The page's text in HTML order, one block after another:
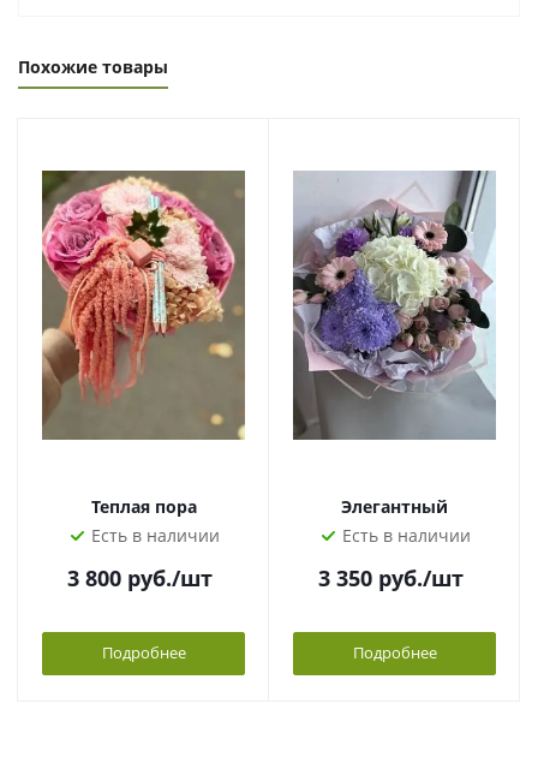
Похожие товары
Теплая пора
Есть в наличии
3 800руб./шт
Подробнее
Элегантный
Есть в наличии
3 350руб./шт
Подробнее